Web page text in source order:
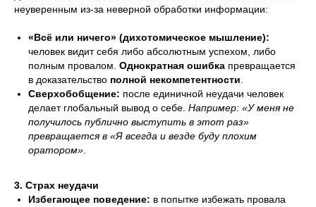
неуверенным из-за неверной обработки информации:
«Всё или ничего» (дихотомическое мышление):
человек видит себя либо абсолютным успехом, либо
полным провалом. Однократная ошибка превращается
в доказательство полной некомпетентности
Сверхобобщение: после единичной неудачи человек
делает глобальный вывод о себе. Например: «У меня не
получилось публично выступить в этот раз»
превращается в «Я всегда и везде буду плохим
оратором»
3. Страх неудачи
Избегающее поведение: в попытке избежать провала